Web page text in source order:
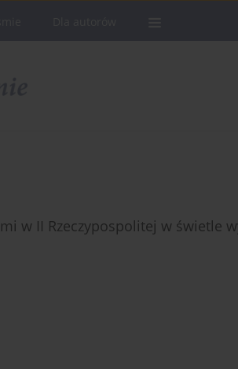
w II Rzeczypospolitej w świetle